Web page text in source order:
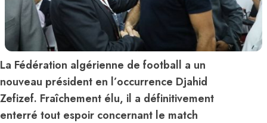
La Fédération algérienne de football a un
nouveau président en l’occurrence Djahid
Zefizef. Fraîchement élu, il a définitivement
enterré tout espoir concernant le match